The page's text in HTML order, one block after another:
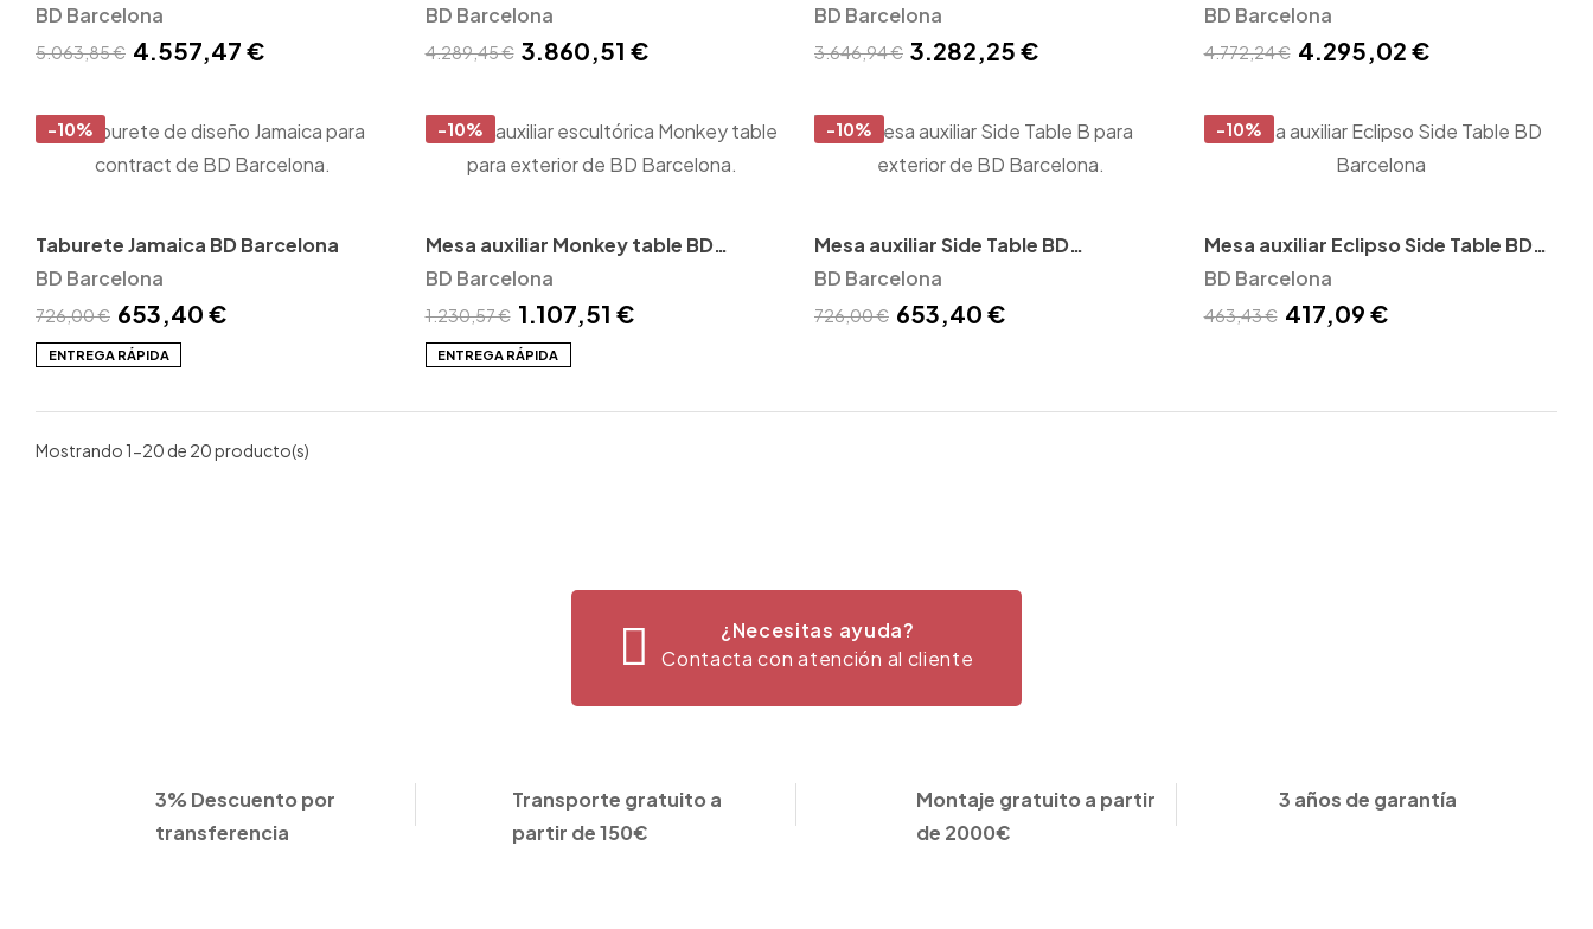
Barcelona
BD Barcelona
5.063,85 € 4.557,47 €
Barcelona
BD Barcelona
4.289,45 € 3.860,51 €
Barcelona
BD Barcelona
3.646,94 € 3.282,25 €
Barcelona
BD Barcelona
4.772,24 € 4.295,02 €
-10%
Taburete Jamaica BD Barcelona
BD Barcelona
726,00 € 653,40 €
ENTREGA RÁPIDA
-10%
Mesa auxiliar Monkey table BD
Barcelona
BD Barcelona
1.230,57 € 1.107,51 €
ENTREGA RÁPIDA
-10%
Mesa auxiliar Side Table BD
Barcelona
BD Barcelona
726,00 € 653,40 €
-10%
Mesa auxiliar Eclipso Side Table BD
Barcelona
BD Barcelona
463,43 € 417,09 €
Mostrando 1-20 de 20 producto(s)
¿Necesitas ayuda?
Contacta con atención al cliente
3% Descuento por
transferencia
Transporte gratuito a
partir de 150€
Montaje gratuito a partir
de 2000€
3 años de garantía